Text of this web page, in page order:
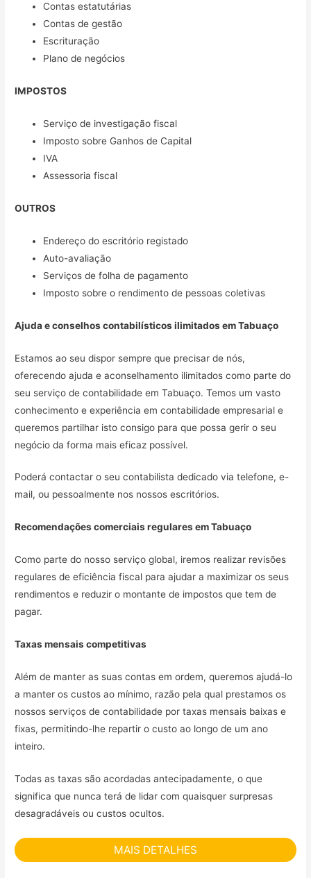
Contas estatutárias
Contas de gestão
Escrituração
Plano de negócios
IMPOSTOS
Serviço de investigação fiscal
Imposto sobre Ganhos de Capital
IVA
Assessoria fiscal
OUTROS
Endereço do escritório registado
Auto-avaliação
Serviços de folha de pagamento
Imposto sobre o rendimento de pessoas coletivas
Ajuda e conselhos contabilísticos ilimitados emTabuaço
Estamos ao seu dispor sempre que precisar de nós,
oferecendo ajuda e aconselhamento ilimitados como parte do
seu serviço de contabilidade em Tabuaço. Temos um vasto
conhecimento e experiência em contabilidade empresarial e
queremos partilhar isto consigo para que possa gerir o seu
negócio da forma mais eficaz possível.
Poderá contactar o seu contabilista dedicado via telefone, e-
mail, ou pessoalmente nos nossos escritórios.
Recomendações comerciais regulares emTabuaço
Como parte do nosso serviço global, iremos realizar revisões
regulares de eficiência fiscal para ajudar a maximizar os seus
rendimentos e reduzir o montante de impostos que tem de
pagar.
Taxas mensais competitivas
Além de manter as suas contas em ordem, queremos ajudá-lo
a manter os custos ao mínimo, razão pela qual prestamos os
nossos serviços de contabilidade por taxas mensais baixas e
fixas, permitindo-lhe repartir o custo ao longo de um ano
inteiro.
Todas as taxas são acordadas antecipadamente, o que
significa que nunca terá de lidar com quaisquer surpresas
desagradáveis ou custos ocultos.
MAIS DETALHES